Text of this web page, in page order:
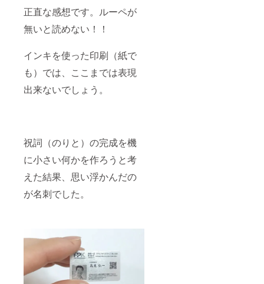
正直な感想です。ルーペが
無いと読めない！！
インキを使った印刷（紙で
も）では、ここまでは表現
出来ないでしょう。
祝詞（のりと）の完成を機
に小さい何かを作ろうと考
えた結果、思い浮かんだの
が名刺でした。